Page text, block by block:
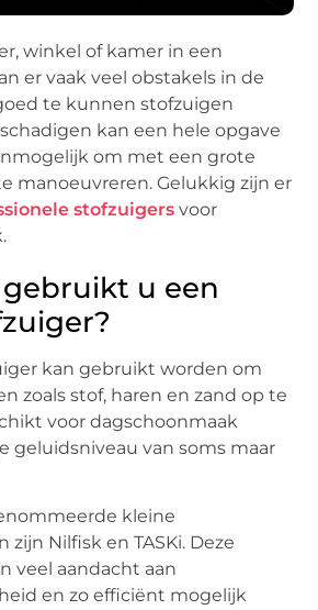
winkel of kamer in een
er vaak veel obstakels in de
te kunnen stofzuigen
kan een hele opgave
om met een grote
manoeuvreren. Gelukkig zijn er
stofzuigers voor
u een
kan gebruikt worden om
zoals stof, haren en zand op te
voor dagschoonmaak
geluidsniveau van soms maar
kleine
Nilfisk en TASKi. Deze
veel aandacht aan
en zo efficiënt mogelijk